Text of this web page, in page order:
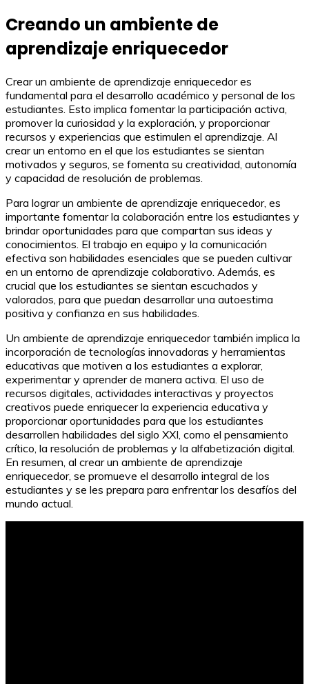
Creando un ambiente de
aprendizaje enriquecedor
Crear un ambiente de aprendizaje enriquecedor es
fundamental para el desarrollo académico y personal de los
estudiantes. Esto implica fomentar la participación activa,
promover la curiosidad y la exploración, y proporcionar
recursos y experiencias que estimulen el aprendizaje. Al
crear un entorno en el que los estudiantes se sientan
motivados y seguros, se fomenta su creatividad, autonomía
y capacidad de resolución de problemas.
Para lograr un ambiente de aprendizaje enriquecedor, es
importante fomentar la colaboración entre los estudiantes y
brindar oportunidades para que compartan sus ideas y
conocimientos. El trabajo en equipo y la comunicación
efectiva son habilidades esenciales que se pueden cultivar
en un entorno de aprendizaje colaborativo. Además, es
crucial que los estudiantes se sientan escuchados y
valorados, para que puedan desarrollar una autoestima
positiva y confianza en sus habilidades.
Un ambiente de aprendizaje enriquecedor también implica la
incorporación de tecnologías innovadoras y herramientas
educativas que motiven a los estudiantes a explorar,
experimentar y aprender de manera activa. El uso de
recursos digitales, actividades interactivas y proyectos
creativos puede enriquecer la experiencia educativa y
proporcionar oportunidades para que los estudiantes
desarrollen habilidades del siglo XXI, como el pensamiento
crítico, la resolución de problemas y la alfabetización digital.
En resumen, al crear un ambiente de aprendizaje
enriquecedor, se promueve el desarrollo integral de los
estudiantes y se les prepara para enfrentar los desafíos del
mundo actual.